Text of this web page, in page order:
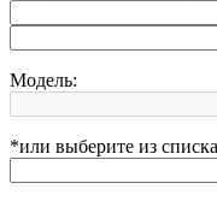
Модель:
*или выберите из списка